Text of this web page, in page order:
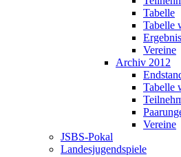
Tabelle
Tabelle
Vereine
Archiv 2012
Tabelle
Vereine
JSBS-Pokal
Landesjugendspiele